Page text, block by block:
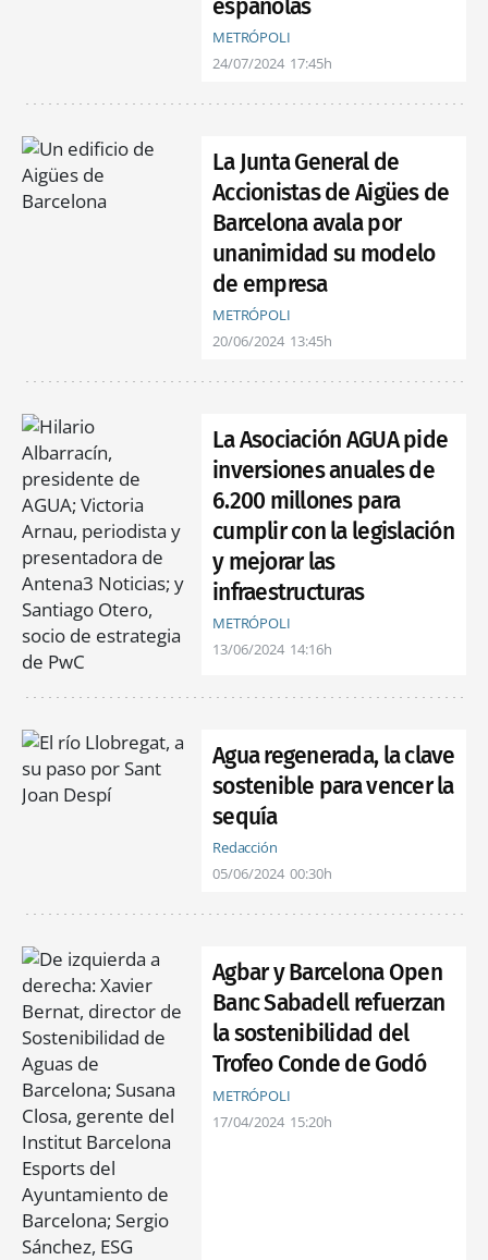
españolas
METRÓPOLI
24/07/2024 17:45h
La Junta General de
Accionistas de Aigües de
Barcelona avala por
unanimidad su modelo
de empresa
METRÓPOLI
20/06/2024 13:45h
La Asociación AGUA pide
inversiones anuales de
6.200 millones para
cumplir con la legislación
y mejorar las
infraestructuras
METRÓPOLI
13/06/2024 14:16h
Agua regenerada, la clave
sostenible para vencer la
sequía
Redacción
05/06/2024 00:30h
Agbar y Barcelona Open
Banc Sabadell refuerzan
la sostenibilidad del
Trofeo Conde de Godó
METRÓPOLI
17/04/2024 15:20h